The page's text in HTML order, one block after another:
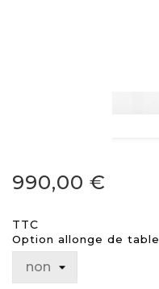
990,00 €
TTC
Option allonge de table